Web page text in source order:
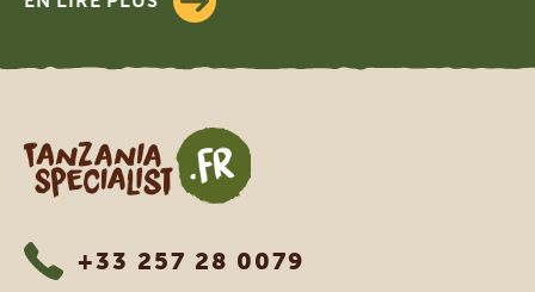
Tanzania Specialist
+33 257 28 0079